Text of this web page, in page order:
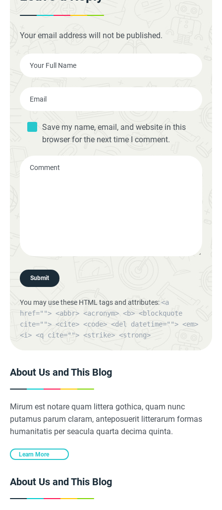
Your email address will not be published.
Save my name, email, and website in this
browser for the next time I comment.
Submit
You may use these HTML tags and attributes:<a
href=""> <abbr> <acronym> <b> <blockquote
cite=""> <cite> <code> <del datetime=""> <em>
<i> <q cite=""> <strike> <strong>
About Us and This Blog
Mirum est notare quam littera gothica, quam nunc
putamus parum claram, anteposuerit litterarum formas
humanitatis per seacula quarta decima quinta.
Learn More
About Us and This Blog